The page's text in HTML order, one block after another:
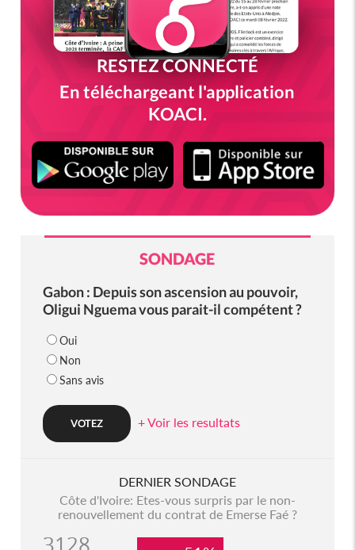
RESTEZ CONNECTÉ
En téléchargeant l'application
KOACI.
SONDAGE
Gabon : Depuis son ascension au pouvoir,
Oligui Nguema vous parait-il compétent ?
Oui
Non
Sans avis
+ Voir les resultats
DERNIER SONDAGE
Côte d'Ivoire: Etes-vous surpris par le non-
renouvellement du contrat de Emerse Faé ?